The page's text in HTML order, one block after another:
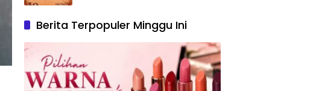
Berita Terpopuler Minggu Ini